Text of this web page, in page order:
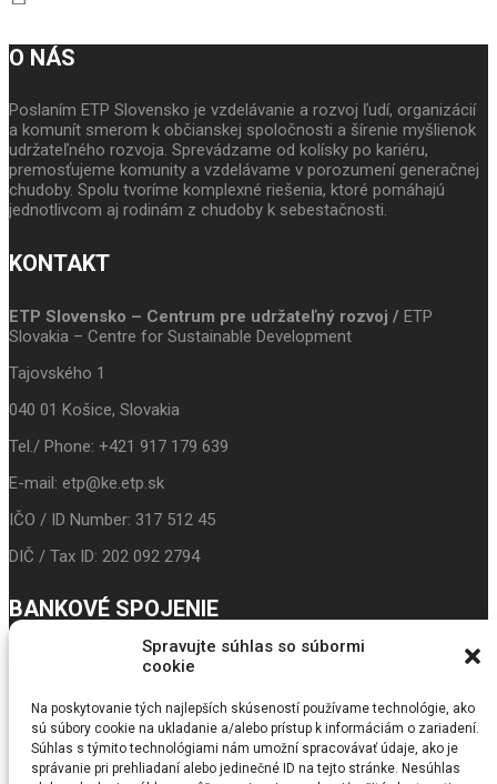
Spravujte súhlas so súbormi
cookie
Na poskytovanie tých najlepších skúseností používame technológie, ako
sú súbory cookie na ukladanie a/alebo prístup k informáciám o zariadení.
Súhlas s týmito technológiami nám umožní spracovávať údaje, ako je
správanie pri prehliadaní alebo jedinečné ID na tejto stránke. Nesúhlas
O NÁS
Poslaním ETP Slovensko je vzdelávanie a rozvoj ľudí, organizácií
a komunít smerom k občianskej spoločnosti a šírenie myšlienok
udržateľného rozvoja. Sprevádzame od kolísky po kariéru,
premosťujeme komunity a vzdelávame v porozumení generačnej
chudoby. Spolu tvoríme komplexné riešenia, ktoré pomáhajú
jednotlivcom aj rodinám z chudoby k sebestačnosti.
KONTAKT
ETP Slovensko – Centrum pre udržateľný rozvoj / ETP
Slovakia – Centre for Sustainable Development
Tajovského 1
040 01 Košice, Slovakia
Tel./ Phone: +421 917 179 639
E-mail: etp@ke.etp.sk
IČO / ID Number: 317 512 45
DIČ / Tax ID: 202 092 2794
BANKOVÉ SPOJENIE
IBAN: SK24 3100 0000 0043 5017 9117
Prima banka
BIC/SWIFT: LUBASKBX